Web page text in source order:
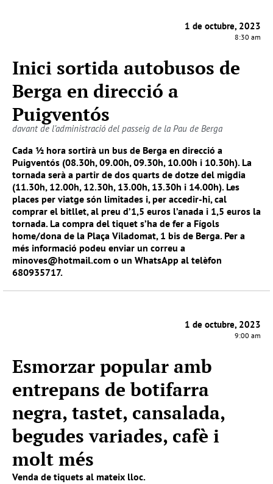
1 de octubre, 2023
8:30 am
Inici sortida autobusos de
Berga en direcció a
Puigventós
davant de l’administració del passeig de la Pau de Berga
Cada ½ hora sortirà un bus de Berga en direcció a
Puigventós (08.30h, 09.00h, 09.30h, 10.00h i 10.30h). La
tornada serà a partir de dos quarts de dotze del migdia
(11.30h, 12.00h, 12.30h, 13.00h, 13.30h i 14.00h). Les
places per viatge són limitades i, per accedir-hi,cal
comprar el bitllet, al preu d’1,5 euros l’anada i 1,5 euros la
tornada. La compra del tiquet s’ha de fer a Fígols
home/dona de la Plaça Viladomat, 1 bis de Berga. Per a
més informació podeu enviar un correu a
minoves@hotmail.com o un WhatsApp al telèfon
680935717.
1 de octubre, 2023
9:00 am
Esmorzar popular amb
entrepans de botifarra
negra, tastet, cansalada,
begudes variades, cafè i
molt més
Venda de tiquets al mateix lloc.